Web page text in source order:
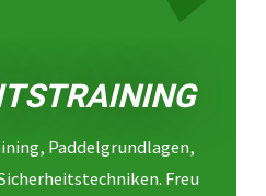
Paddelgrundlagen,
Freu